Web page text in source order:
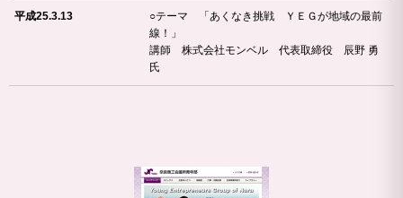
平成25.3.13
○テーマ 「あくなき挑戦 ＹＥＧが地域の最前
線！」
講師 株式会社モンベル 代表取締役 辰野 勇
氏